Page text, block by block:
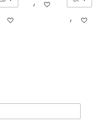
au panier
Ajouter au panier
Ajouter